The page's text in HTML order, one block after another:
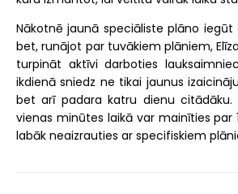
Nākotnē jaunā speciāliste plāno
bet, runājot par tuvākiem plāniem,
turpināt aktīvi darboties
ikdienā sniedz ne tikai jaunus
bet arī padara katru dienu citādāku.
vienas minūtes laikā var mainīties par
labāk neaizrauties ar specifiskiem